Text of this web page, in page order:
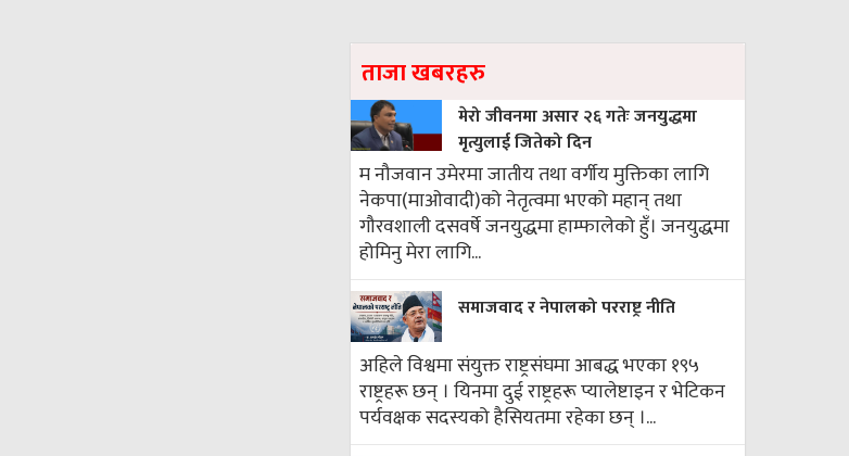
ताजा खबरहरु
मेरो जीवनमा असार २६ गतेः जनयुद्धमा
मृत्युलाई जितेको दिन
म नौजवान उमेरमा जातीय तथा वर्गीय मुक्तिका लागि
नेकपा(माओवादी)को नेतृत्वमा भएको महान् तथा
गौरवशाली दसवर्षे जनयुद्धमा हाम्फालेको हुँ। जनयुद्धमा
होमिनु मेरा लागि...
समाजवाद र नेपालको परराष्ट्र नीति
अहिले विश्वमा संयुक्त राष्ट्रसंघमा आबद्ध भएका १९५
राष्ट्रहरू छन् । यिनमा दुई राष्ट्रहरू प्यालेष्टाइन र भेटिकन
पर्यवक्षक सदस्यको हैसियतमा रहेका छन् ।...